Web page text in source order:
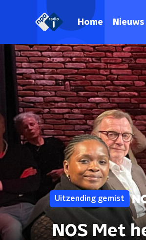
Home Nieuws
Uitzending gemist
NOS Met